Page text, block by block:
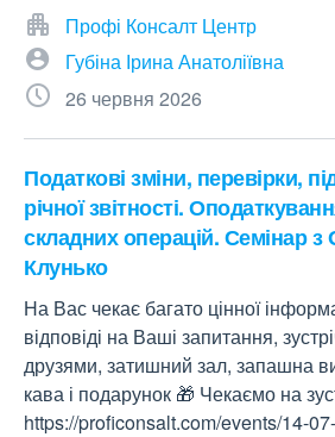
Профі Консалт Центр
Губіна Ірина Анатоліївна
26 червня 2026
Податкові зміни, перевірки,
річної звітності.
складних операцій. Семінар
Клунько
На Вас чекає багато цінної
відповіді на Ваші запитання,
друзями, затишний зал, запашна
кава і подарунок 🎁 Чекаємо на
https://proficonsalt.com/events/14-